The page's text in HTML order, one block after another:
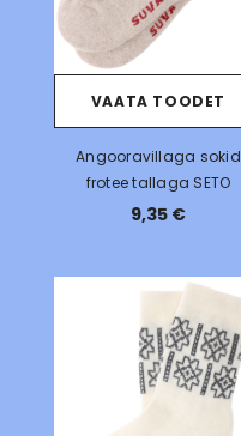
VAATA TOODET
Angooravillaga sokid
frotee tallaga SETO
9,35 €